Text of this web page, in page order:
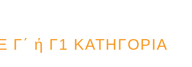
ή Γ1 ΚΑΤΗΓΟΡΙΑ